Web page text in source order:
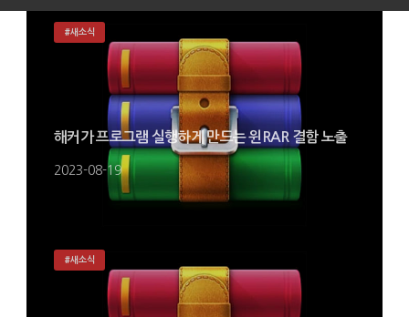
해커가 프로그램 실행하게 만드는 윈RAR 결함 노출
2023-08-19
#새소식
#새소식